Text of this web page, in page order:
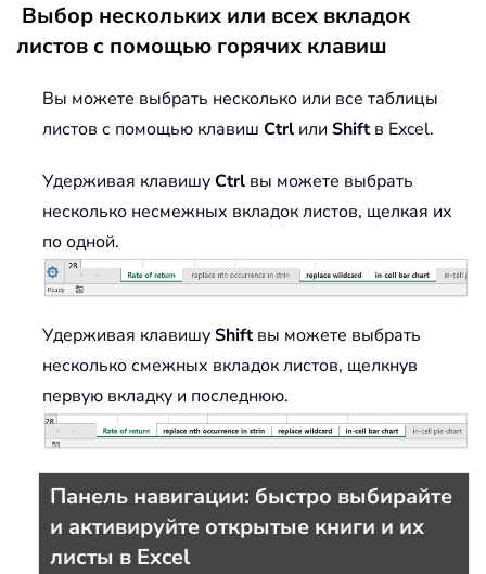
Выбор нескольких или всех вкладок
листов с помощью горячих клавиш
Вы можете выбрать несколько или все таблицы
листов с помощью клавиш Ctrl или Shiftв Excel.
Удерживая клавишуCtrl вы можете выбрать
несколько несмежных вкладок листов, щелкая их
по одной.
Удерживая клавишуShiftвы можете выбрать
несколько смежных вкладок листов, щелкнув
первую вкладку и последнюю.
Панель навигации: быстро выбирайте
и активируйте открытые книги и их
листы в Excel